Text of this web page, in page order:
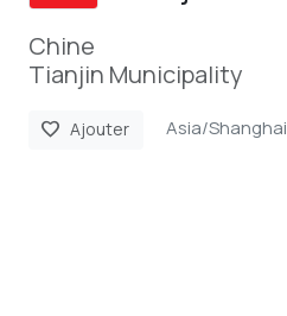
Chine
Tianjin Municipality
favorite Ajouter Asia/Shanghai